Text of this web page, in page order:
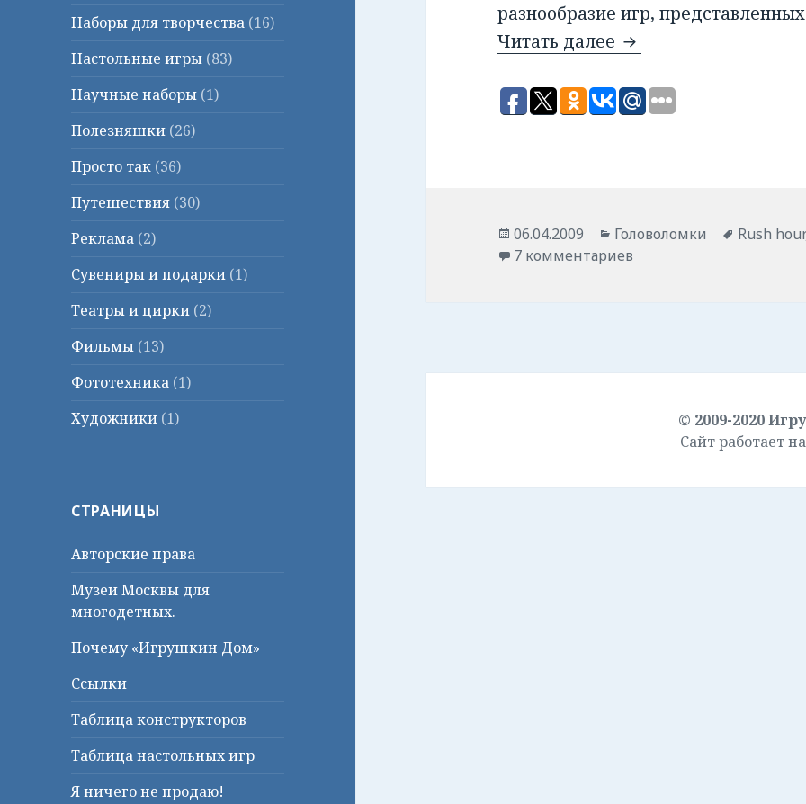
Наборы для творчества (16)
Настольные игры (83)
Научные наборы (1)
Полезняшки (26)
Просто так (36)
Путешествия (30)
Реклама (2)
Сувениры и подарки (1)
Театры и цирки (2)
Фильмы (13)
Фототехника (1)
Художники (1)
СТРАНИЦЫ
Авторские права
Музеи Москвы для
многодетных.
Почему «Игрушкин Дом»
Ссылки
Таблица конструкторов
Таблица настольных игр
Я ничего не продаю!
разнообразие игр,
Читать далее Think Fun. Rush Hour
Опубликовано
06.04.2009 Рубрики
Головоломки Метки
Rush hour
7 комментариев
© 2009-2020
Сайт работает